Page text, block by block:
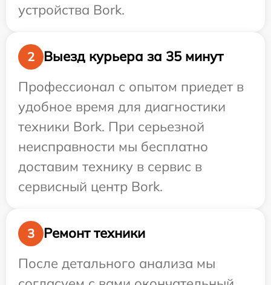
устройства Bork.
2
Выезд курьера за 35 минут
Профессионал с опытом приедет в
удобное время для диагностики
техники Bork. При серьезной
неисправности мы бесплатно
доставим технику в сервис в
сервисный центр Bork.
3
Ремонт техники
После детального анализа мы